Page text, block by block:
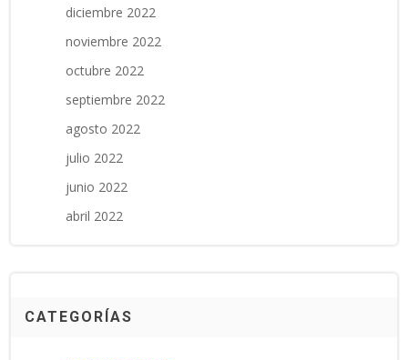
diciembre 2022
noviembre 2022
octubre 2022
septiembre 2022
agosto 2022
julio 2022
junio 2022
abril 2022
CATEGORÍAS